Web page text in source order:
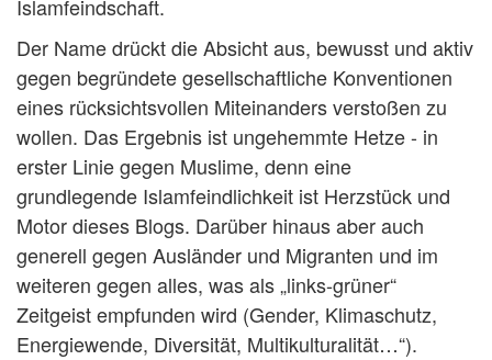
Islamfeindschaft.
Der Name drückt die Absicht aus, bewusst und aktiv
gegen begründete gesellschaftliche Konventionen
eines rücksichtsvollen Miteinanders verstoßen zu
wollen. Das Ergebnis ist ungehemmte Hetze - in
erster Linie gegen Muslime, denn eine
grundlegende Islamfeindlichkeit ist Herzstück und
Motor dieses Blogs. Darüber hinaus aber auch
generell gegen Ausländer und Migranten und im
weiteren gegen alles, was als „links-grüner“
Zeitgeist empfunden wird (Gender, Klimaschutz,
Energiewende, Diversität, Multikulturalität…“).